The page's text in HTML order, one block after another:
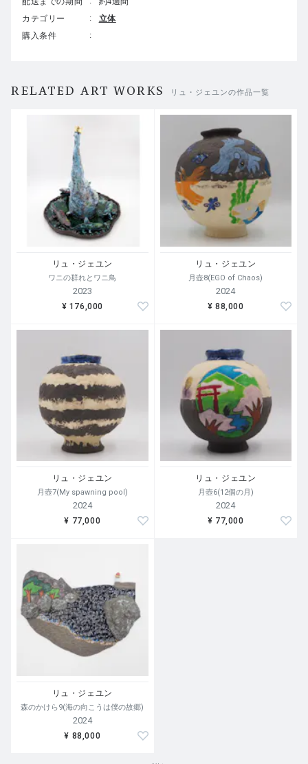
の作品には複雑な感情や物語が交差している。それは、私
たち一人ひとりが多様な経験を通じて形成される、複合的
った感情を小さなサイズの自画像として即興的に表現して
を経て作品は完成する。 こうして生まれた自画像は、私
にとって人生の正直な日記である。
リュ・ジェユンは韓国の西海に浮かぶ境界の島、白翎島
（ペンニョンド）に生まれ、現在は京都を拠点に活動して
います。
彼の作品は「移動」「境界」「過渡状態」をテーマとし、
自身の跨地域的な生活経験を継続的な思索の枠組みへと変
いながらも、歴史的には宣教、流刑、避難、定居といった
多重な経験が重なり合う「通過と交差の地」でした。そこ
は閉ざされた場所ではなく、多様な流動が交わる「境界の
場（リンミナリティ）」と言えます。
「関係性の状態」に着目し、未完の過渡的プロセスにある
個の臨界的な位置を追求しています。陶土と釉薬を主な媒
体とし、堆積、乾燥、収縮、焼成という工程を通じて、時
間と物質の変化を可視化します。土や釉薬は受動的な素材
ではなく、時間や温度と共に作用し合う「生成的な存在」
です。
彼の作品は、固定された形式的な結果を求めるのではな
強調します。提示されるのは単一の結論ではなく、幾重も
のプロセスが沈殿して成る「構造」そのものです。現在は
「通過儀礼（あるいは非・通過儀礼）」の概念を核心に据
え、アイデンティティ、空間、そして存在のあり方の動的
カテゴリー
立体
購入条件
RELATED ART WORKS リュ・ジェユンの作品一覧
リュ・ジェユン
ワニの群れとワニ鳥
2023
¥ 176,000
リュ・ジェユン
月壺8(EGO of Chaos)
2024
¥ 88,000
リュ・ジェユン
月壺7(My spawning pool)
2024
¥ 77,000
リュ・ジェユン
月壺6(12個の月)
2024
¥ 77,000
リュ・ジェユン
森のかけら9(海の向こうは僕の故郷)
2024
¥ 88,000